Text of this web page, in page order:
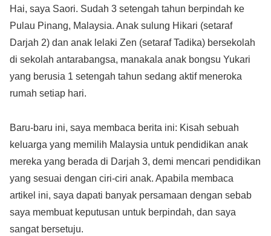
Hai, saya Saori. Sudah 3 setengah tahun berpindah ke
Pulau Pinang, Malaysia. Anak sulung Hikari (setaraf
Darjah 2) dan anak lelaki Zen (setaraf Tadika) bersekolah
di sekolah antarabangsa, manakala anak bongsu Yukari
yang berusia 1 setengah tahun sedang aktif meneroka
rumah setiap hari.
Baru-baru ini, saya membaca berita ini: Kisah sebuah
keluarga yang memilih Malaysia untuk pendidikan anak
mereka yang berada di Darjah 3, demi mencari pendidikan
yang sesuai dengan ciri-ciri anak. Apabila membaca
artikel ini, saya dapati banyak persamaan dengan sebab
saya membuat keputusan untuk berpindah, dan saya
sangat bersetuju.